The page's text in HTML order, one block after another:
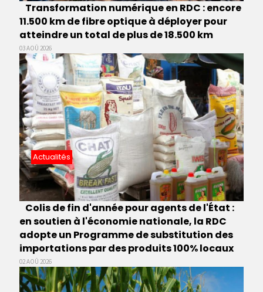
Transformation numérique en RDC : encore
11.500 km de fibre optique à déployer pour
atteindre un total de plus de 18.500 km
03 AOÛ 2026
Actualités
Colis de fin d'année pour agents de l'État :
en soutien à l'économie nationale, la RDC
adopte un Programme de substitution des
importations par des produits 100% locaux
02 AOÛ 2026